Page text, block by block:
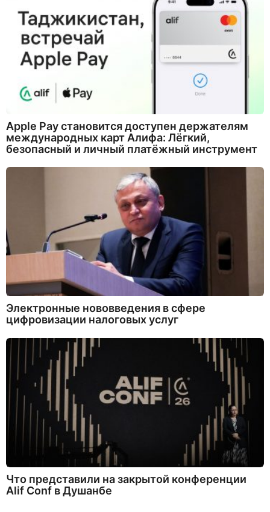
Apple Pay становится доступен держателям
международных карт Алифа: Лёгкий,
безопасный и личный платёжный инструмент
Электронные нововведения в сфере
цифровизации налоговых услуг
Что представили на закрытой конференции
Alif Conf в Душанбе